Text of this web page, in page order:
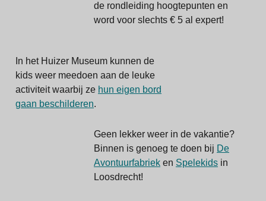
de rondleiding hoogtepunten en
word voor slechts € 5 al expert!
In het Huizer Museum kunnen de
kids weer meedoen aan de leuke
activiteit waarbij ze hun eigen bord
gaan beschilderen.
Geen lekker weer in de vakantie?
Binnen is genoeg te doen bij De
Avontuurfabriek en Spelekids in
Loosdrecht!